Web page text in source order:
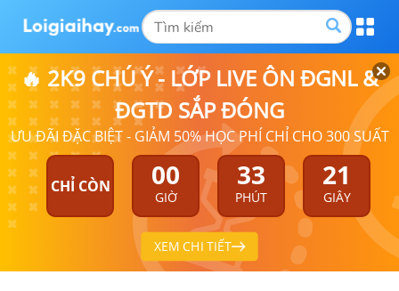
🔥 2K9 CHÚ Ý - LỚP LIVE ÔN ĐGNL &
ĐGTD SẮP ĐÓNG
ƯU ĐÃI ĐẶC BIỆT - GIẢM 50% HỌC PHÍ CHỈ CHO 300 SUẤT
CHỈ CÒN 00
GIỜ
33
PHÚT
21
GIÂY
XEM CHI TIẾT